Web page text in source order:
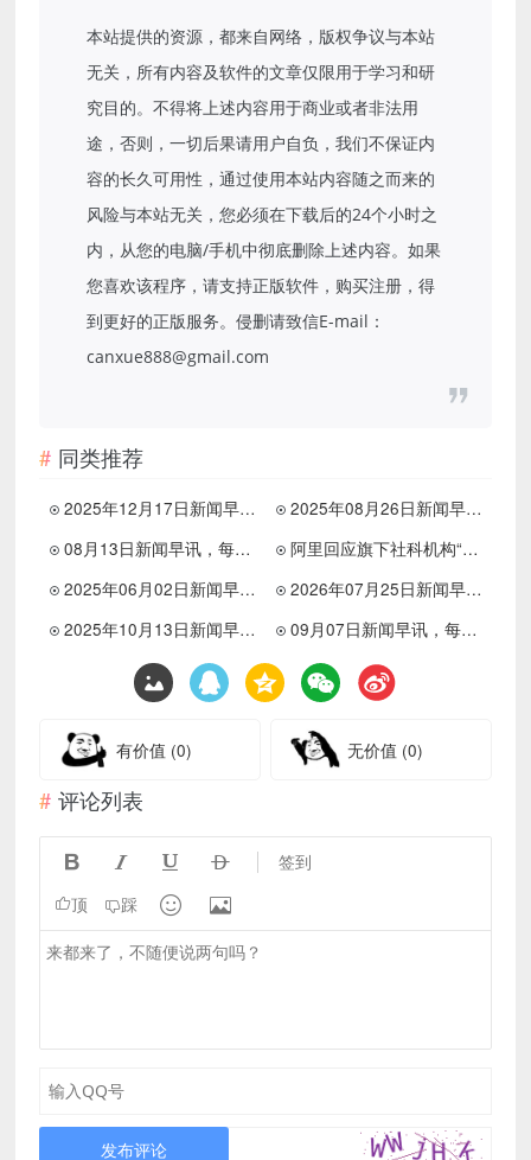
本站提供的资源，都来自网络，版权争议与本站
无关，所有内容及软件的文章仅限用于学习和研
究目的。不得将上述内容用于商业或者非法用
途，否则，一切后果请用户自负，我们不保证内
容的长久可用性，通过使用本站内容随之而来的
风险与本站无关，您必须在下载后的24个小时之
内，从您的电脑/手机中彻底删除上述内容。如果
您喜欢该程序，请支持正版软件，购买注册，得
到更好的正版服务。侵删请致信E-mail：
canxue888@gmail.com
同类推荐
2025年12月17日新闻早讯，每天60s读懂世界
2025年08月26日新闻早讯，每天60s读懂世界
08月13日新闻早讯，每天60s读懂世界
阿里回应旗下社科机构“罗汉堂”关闭传闻
2025年06月02日新闻早讯，每天60s读懂世界
2026年07月25日新闻早讯，每天60s读懂世界
2025年10月13日新闻早讯，每天60s读懂世界
09月07日新闻早讯，每天60s读懂世界
有价值 (0) 无价值 (0)
评论列表
    签到
顶 踩  
发布评论